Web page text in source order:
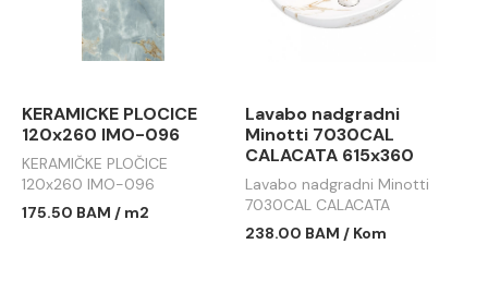
KERAMICKE PLOCICE
120x260 IMO-096
KERAMIČKE PLOČICE
120x260 IMO-096
175.50 BAM / m2
Lavabo nadgradni
Minotti 7030CAL
CALACATA 615x360
Lavabo nadgradni Minotti
7030CAL CALACATA
615x360
238.00 BAM / Kom